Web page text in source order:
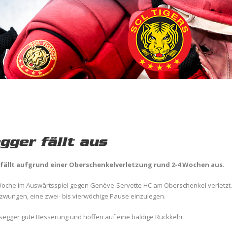
fällt aus
aufgrund einer Oberschenkelverletzung rund 2-4 Wochen aus.
im Auswärtsspiel gegen Genève-Servette HC am Oberschenkel verletzt.
eine zwei- bis vierwöchige Pause einzulegen.
gute Besserung und hoffen auf eine baldige Rückkehr.